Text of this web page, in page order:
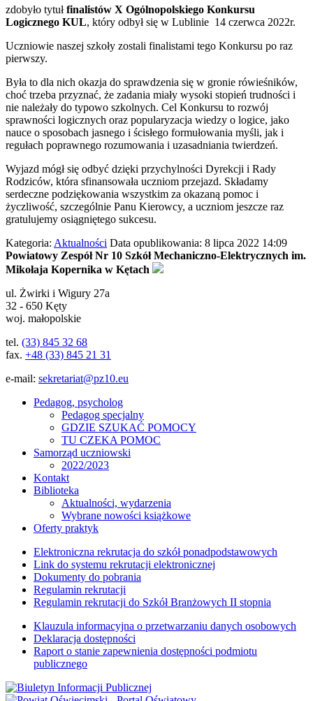
zdobyło tytułfinalistów X Ogólnopolskiego Konkursu
Logicznego KUL, który odbył się w Lublinie 14 czerwca 2022r.
Uczniowie naszej szkoły zostali finalistami tego Konkursu po raz
pierwszy.
Była to dla nich okazja do sprawdzenia się w gronie rówieśników,
choć trzeba przyznać, że zadania miały wysoki stopień trudności i
nie należały do typowo szkolnych. Cel Konkursu to rozwój
sprawności logicznych oraz popularyzacja wiedzy o logice, jako
nauce o sposobach jasnego i ścisłego formułowania myśli, jak i
regułach poprawnego rozumowania i uzasadniania twierdzeń.
Wyjazd mógł się odbyć dzięki przychylności Dyrekcji i Rady
Rodziców, która sfinansowała uczniom przejazd. Składamy
serdeczne podziękowania wszystkim za okazaną pomoc i
życzliwość, szczególnie Panu Kierowcy, a uczniom jeszcze raz
gratulujemy osiągniętego sukcesu.
Kategoria: Aktualności Data opublikowania: 8 lipca 2022 14:09
Powiatowy Zespół Nr 10 Szkół Mechaniczno-Elektrycznych im.
Mikołaja Kopernika w Kętach
ul. Żwirki i Wigury 27a
32 - 650 Kęty
woj. małopolskie
tel. (33) 845 32 68
fax. +48 (33) 845 21 31
e-mail: sekretariat@pz10.eu
Pedagog, psycholog
Pedagog specjalny
GDZIE SZUKAĆ POMOCY
TU CZEKA POMOC
Samorząd uczniowski
2022/2023
Kontakt
Biblioteka
Aktualności, wydarzenia
Wybrane nowości książkowe
Oferty praktyk
Elektroniczna rekrutacja do szkół ponadpodstawowych
Link do systemu rekrutacji elektronicznej
Dokumenty do pobrania
Regulamin rekrutacji
Regulamin rekrutacji do Szkół Branżowych II stopnia
Klauzula informacyjna o przetwarzaniu danych osobowych
Deklaracja dostępności
Raport o stanie zapewnienia dostępności podmiotu
publicznego